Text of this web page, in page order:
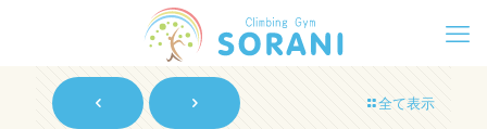
全て表示